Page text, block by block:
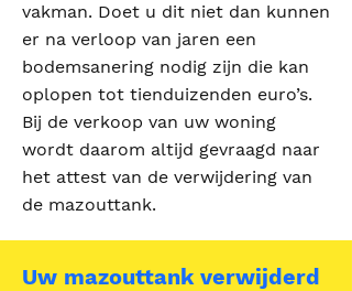
vakman. Doet u dit niet dan kunnen
er na verloop van jaren een
bodemsanering nodig zijn die kan
oplopen tot tienduizenden euro’s.
Bij de verkoop van uw woning
wordt daarom altijd gevraagd naar
het attest van de verwijdering van
de mazouttank.
Uw mazouttank verwijderd